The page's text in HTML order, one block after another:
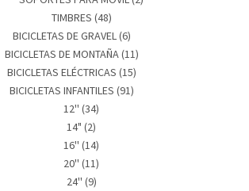
TIMBRES (48)
BICICLETAS DE GRAVEL(6)
BICICLETAS DE MONTAÑA(11)
BICICLETAS ELÉCTRICAS (15)
BICICLETAS INFANTILES (91)
12'' (34)
14" (2)
16'' (14)
20'' (11)
24'' (9)